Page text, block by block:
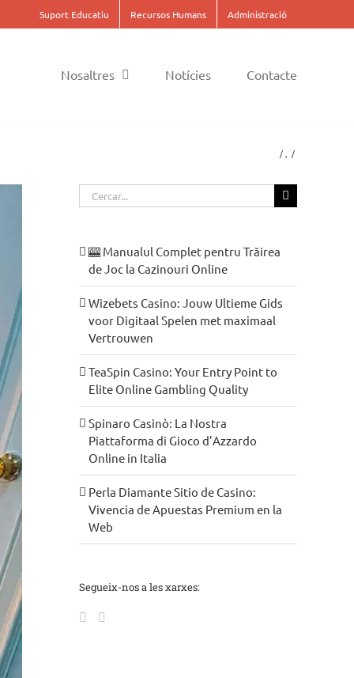
Suport Educatiu Recursos Humans Administració
Nosaltres Notícies Contacte
Cerca
…
🎰 Manualul Complet pentru Trăirea
de Joc la Cazinouri Online
Wizebets Casino: Jouw Ultieme Gids
voor Digitaal Spelen met maximaal
Vertrouwen
TeaSpin Casino: Your Entry Point to
Elite Online Gambling Quality
Spinaro Casinò: La Nostra
Piattaforma di Gioco d’Azzardo
Online in Italia
Perla Diamante Sitio de Casino:
Vivencia de Apuestas Premium en la
Web
Segueix-nos a les xarxes: